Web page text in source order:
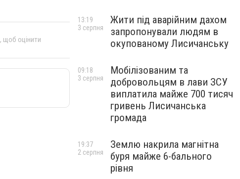
, щоб оцінити
Жити під аварійним дахом
запропонували людям в
окупованому Лисичанську
13:19
3 серпня
Мобілізованим та
добровольцям в лави ЗСУ
виплатила майже 700 тисяч
гривень Лисичанська
громада
09:18
3 серпня
Землю накрила магнітна
буря майже 6-бального
рівня
19:37
2 серпня